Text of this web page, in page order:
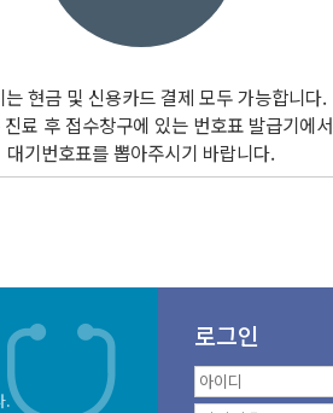
는 현금 및 신용카드 결제 모두 가능합니다.
진료 후 접수창구에 있는 번호표 발급기에서
대기번호표를 뽑아주시기 바랍니다.
.
로그인